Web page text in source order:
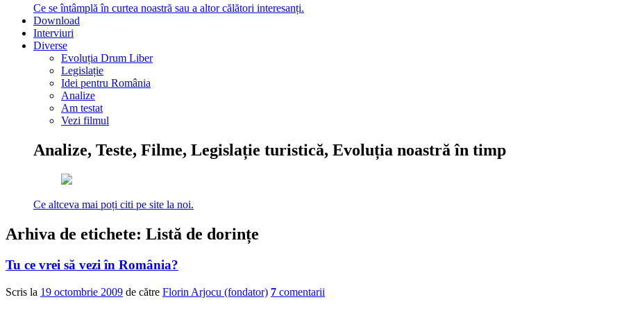
Ce se întâmplă în curtea noastră sau a altor călători interesanți.
Download
Interviuri
Diverse
Evoluția Drum Liber
Legislație
Idei pentru România
Analize
Am testat
Vezi filmul
Analize, Teste, Filme, Legislație turistică, Evoluția noastră în timp
Ce altceva mai poți citi pe site la noi.
Arhiva de etichete: Listă de dorințe
Tu ce vrei să vezi în România?
Scris la 19 octombrie 2009 de către Florin Arjocu (fondator) 7 comentarii